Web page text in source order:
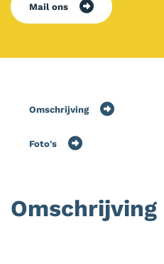
Mail ons
Omschrijving
Foto's
Omschrijving